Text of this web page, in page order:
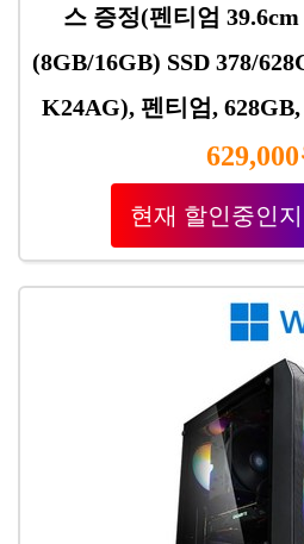
스 증정(펜티엄
(8GB/16GB) SSD 378/
K24AG), 펜티엄,
629,000
현재 할인중인